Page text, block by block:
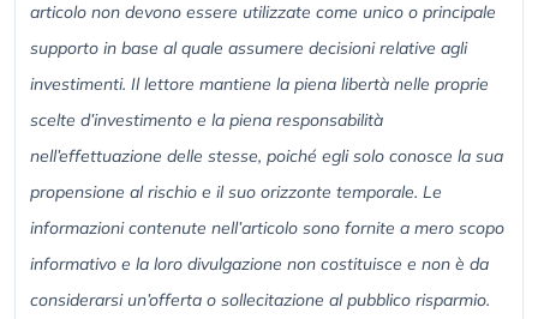
articolo non devono essere utilizzate come unico o principale
supporto in base al quale assumere decisioni relative agli
investimenti. Il lettore mantiene la piena libertà nelle proprie
scelte d’investimento e la piena responsabilità
nell’effettuazione delle stesse, poiché egli solo conosce la sua
propensione al rischio e il suo orizzonte temporale. Le
informazioni contenute nell’articolo sono fornite a mero scopo
informativo e la loro divulgazione non costituisce e non è da
considerarsi un’offerta o sollecitazione al pubblico risparmio.